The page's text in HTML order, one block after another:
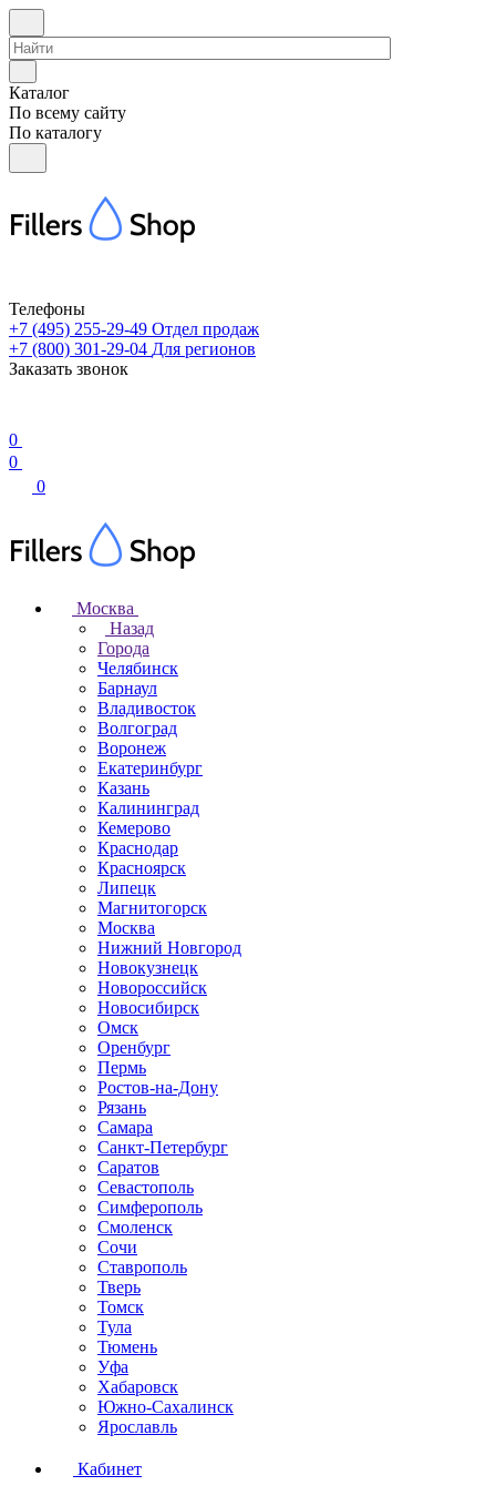
Каталог
По всему сайту
По каталогу
Телефоны
+7 (495) 255-29-49 Отдел продаж
+7 (800) 301-29-04 Для регионов
Заказать звонок
0
0
0
Москва
Назад
Города
Челябинск
Барнаул
Владивосток
Волгоград
Воронеж
Екатеринбург
Казань
Калининград
Кемерово
Краснодар
Красноярск
Липецк
Магнитогорск
Москва
Нижний Новгород
Новокузнецк
Новороссийск
Новосибирск
Омск
Оренбург
Пермь
Ростов-на-Дону
Рязань
Самара
Санкт-Петербург
Саратов
Севастополь
Симферополь
Смоленск
Сочи
Ставрополь
Тверь
Томск
Тула
Тюмень
Уфа
Хабаровск
Южно-Сахалинск
Ярославль
Кабинет